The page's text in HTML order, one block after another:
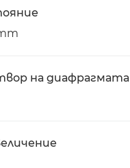
на диафрагмата